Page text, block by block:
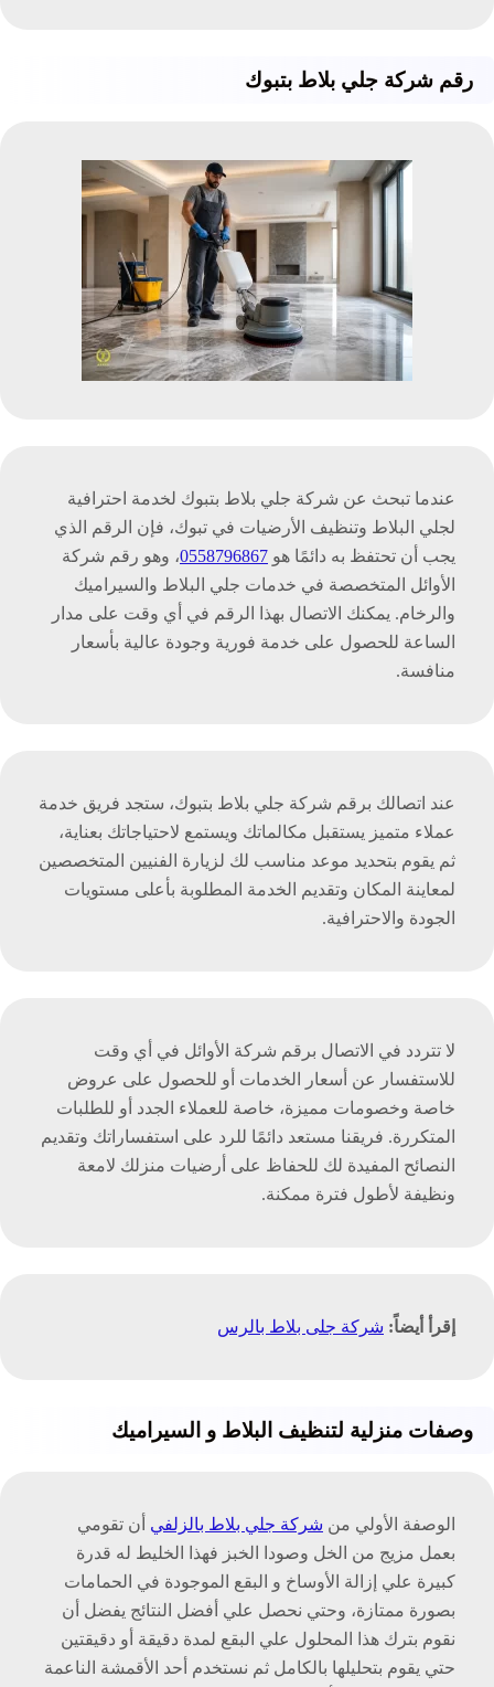
رقم شركة جلي بلاط بتبوك
عندما تبحث عن شركة جلي بلاط بتبوك لخدمة احترافية
لجلي البلاط وتنظيف الأرضيات في تبوك، فإن الرقم الذي
يجب أن تحتفظ به دائمًا هو 0558796867، وهو رقم شركة
الأوائل المتخصصة في خدمات جلي البلاط والسيراميك
والرخام. يمكنك الاتصال بهذا الرقم في أي وقت على مدار
الساعة للحصول على خدمة فورية وجودة عالية بأسعار
منافسة.
عند اتصالك برقم شركة جلي بلاط بتبوك، ستجد فريق خدمة
عملاء متميز يستقبل مكالماتك ويستمع لاحتياجاتك بعناية،
ثم يقوم بتحديد موعد مناسب لك لزيارة الفنيين المتخصصين
لمعاينة المكان وتقديم الخدمة المطلوبة بأعلى مستويات
الجودة والاحترافية.
لا تتردد في الاتصال برقم شركة الأوائل في أي وقت
للاستفسار عن أسعار الخدمات أو للحصول على عروض
خاصة وخصومات مميزة، خاصة للعملاء الجدد أو للطلبات
المتكررة. فريقنا مستعد دائمًا للرد على استفساراتك وتقديم
النصائح المفيدة لك للحفاظ على أرضيات منزلك لامعة
ونظيفة لأطول فترة ممكنة.
إقرأ أيضاً: شركة جلى بلاط بالرس
وصفات منزلية لتنظيف البلاط و السيراميك
الوصفة الأولي من شركة جلي بلاط بالزلفي أن تقومي
بعمل مزيج من الخل وصودا الخبز فهذا الخليط له قدرة
كبيرة علي إزالة الأوساخ و البقع الموجودة في الحمامات
بصورة ممتازة، وحتي نحصل علي أفضل النتائج يفضل أن
نقوم بترك هذا المحلول علي البقع لمدة دقيقة أو دقيقتين
حتي يقوم بتحليلها بالكامل ثم نستخدم أحد الأقمشة الناعمة